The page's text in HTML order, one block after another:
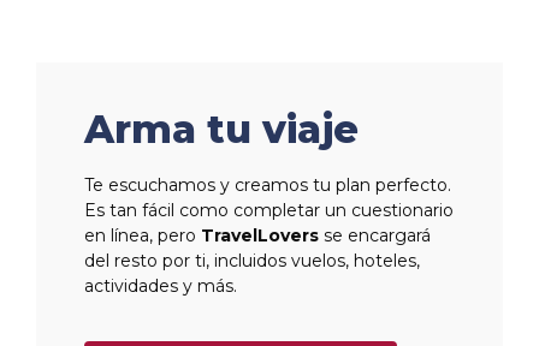
Arma tu viaje
Te escuchamos y creamos tu plan perfecto.
Es tan fácil como completar un cuestionario
en línea, pero TravelLovers se encargará
del resto por ti, incluidos vuelos, hoteles,
actividades y más.